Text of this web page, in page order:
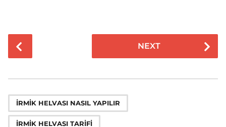
o
t
P
g
NEXT
İRMIK HELVASI NASIL YAPILIR
İRMIK HELVASI TARIFI